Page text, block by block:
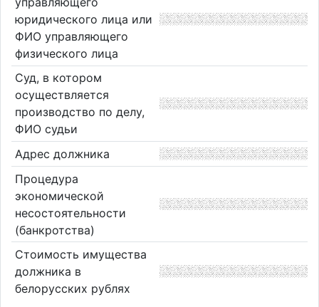
юридического лица или
ФИО управляющего
физического лица
Суд, в котором
осуществляется
производство по делу,
ФИО судьи
Адрес должника
Процедура
экономической
несостоятельности
(банкротства)
Стоимость имущества
должника в
белорусских рублях